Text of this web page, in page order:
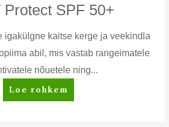
SPF 50+
igakülgne kaitse kerge ja veekindla
abil, mis vastab rangeimatele
nõuetele ning...
Artistry
Skin
Loe rohkem